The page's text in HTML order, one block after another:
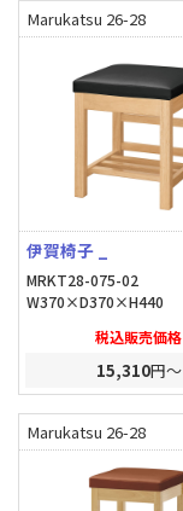
Marukatsu 26-28
伊賀椅子 _
MRKT28-075-02
W370×D370×H440
税込販売価格
15,310円～
Marukatsu 26-28